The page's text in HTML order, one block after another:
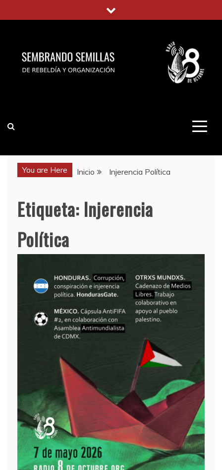
al
You are Here Inicio Injerencia Política
Etiqueta: Injerencia
Política